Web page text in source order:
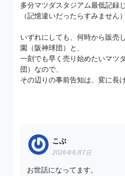
多分マツダスタジアム最低記録
（記憶違いだったらすみません）
いずれにしても、何時から販売
園（阪神球団）と、
一刻でも早く売り始めたいマツ
団）なので、
その辺りの事前告知は、変に長
こぶ
2026年6月7日
お世話になってます。